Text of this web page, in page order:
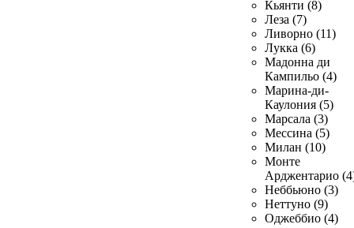
Кьянти (8)
Леза (7)
Ливорно (11)
Лукка (6)
Мадонна ди
Кампильо (4)
Марина-ди-
Каулония (5)
Марсала (3)
Мессина (5)
Милан (10)
Монте
Арджентарио
Неббьюно (3)
Неттуно (9)
Оджеббио (4)